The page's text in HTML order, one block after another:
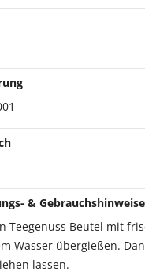
& Gebrauchshinweise
Teegenuss Beutel mit
Wasser übergießen.
lassen.